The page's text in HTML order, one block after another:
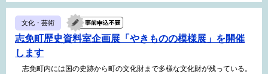
文化・芸術
志免町歴史資料室企画展「やきものの模様展」を開催
します
志免町内には国の史跡から町の文化財まで多様な文化財が残っている。